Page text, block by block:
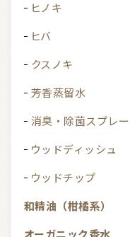
ヒノキ
ヒバ
クスノキ
芳香蒸留水
消臭・除菌スプレー
ウッドディッシュ
ウッドチップ
和精油（柑橘系）
オーガニック香水